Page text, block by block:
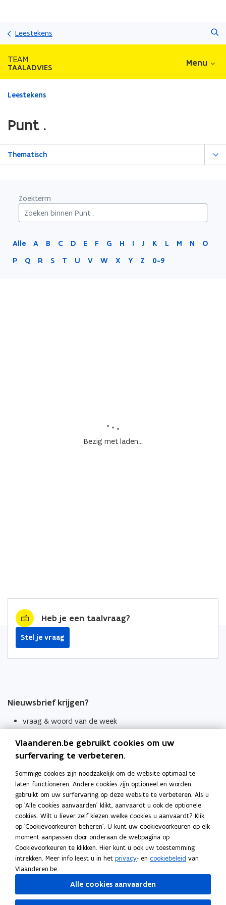
Leestekens
TEAM
TAALADVIES Menu
Gedaan
zich
op:
Punt
Leestekens
Punt .
Thematisch
Zoekterm
Alle A B C D E F G H I J K L M N
O
P
Q R S T U V W X Y Z 0-9
Bezig met laden...
Heb je een taalvraag?
Stel je vraag
Nieuwsbrief krijgen?
vraag & woord van de week
Schrijf je in
Thema's
Taaladviezen
Spellingregels
Tips voor duidelijke taal
Bekijk ook
Spellingtests
Boek- en webwijzer
Vlaanderen.be gebruikt cookies om uw
surfervaring te verbeteren.
Sommige cookies zijn noodzakelijk om de website optimaal te
laten functioneren. Andere cookies zijn optioneel en worden
gebruikt om uw surfervaring op deze website te verbeteren. Als u
op 'Alle cookies aanvaarden' klikt, aanvaardt u ook de optionele
cookies. Wilt u liever zelf kiezen welke cookies u aanvaardt? Klik
op 'Cookievoorkeuren beheren'. U kunt uw cookievoorkeuren op elk
moment aanpassen door onderaan de webpagina op
Cookievoorkeuren te klikken. Hier kunt u ook uw toestemming
intrekken. Meer info leest u in het privacy- en cookiebeleid van
Vlaanderen.be.
Alle cookies aanvaarden